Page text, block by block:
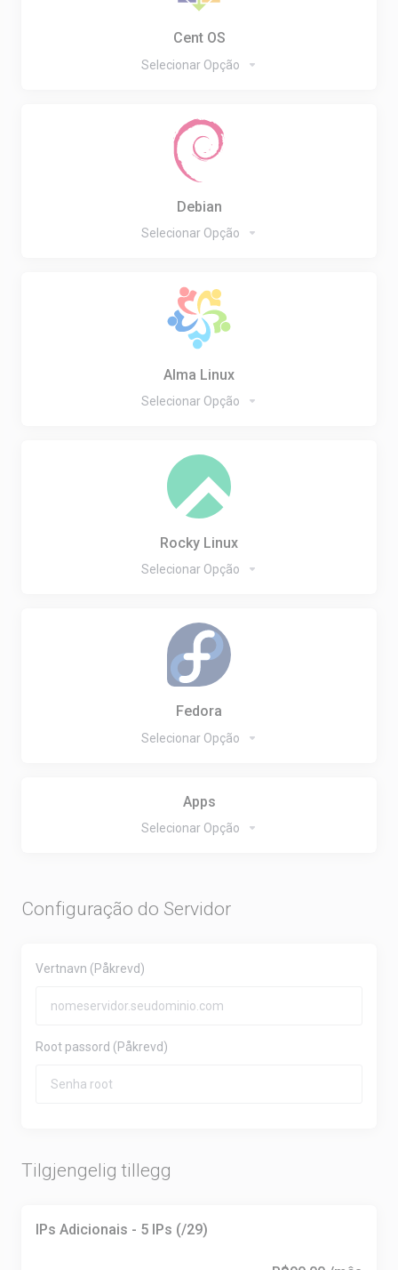
Cent OS
Selecionar Opção
Debian
Selecionar Opção
Alma Linux
Selecionar Opção
Rocky Linux
Selecionar Opção
Fedora
Selecionar Opção
Apps
Selecionar Opção
Configuração do Servidor
Vertnavn (Påkrevd)
Root passord (Påkrevd)
Tilgjengelig tillegg
IPs Adicionais - 5 IPs (/29)